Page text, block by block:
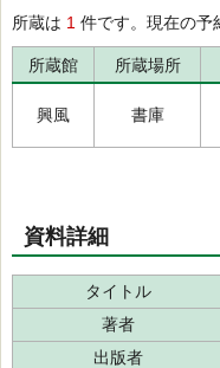
所蔵は 1 件です。現在の予
所蔵館 所蔵場所
興風 書庫
資料詳細
タイトル
著者
出版者